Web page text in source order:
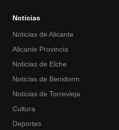
Noticias
Noticias de Alicante
Alicante Provincia
Noticias de Elche
Noticias de Benidorm
Noticias de Torrevieja
Cultura
Deportes